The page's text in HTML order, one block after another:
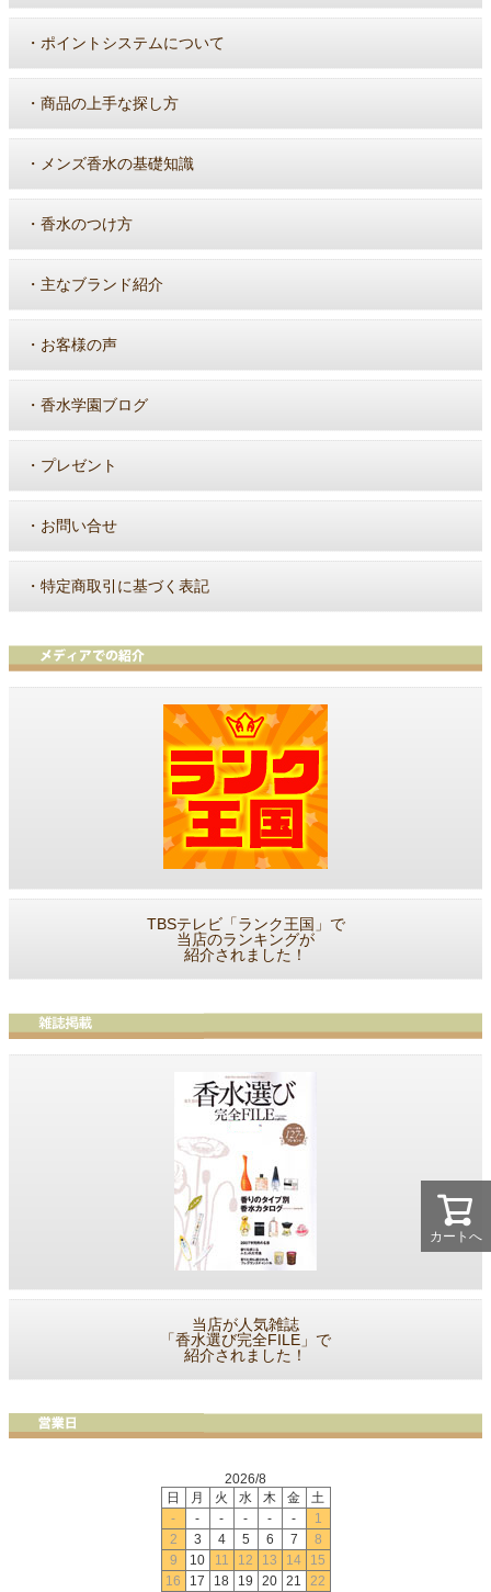
カートへ
・ ポイントシステムについて
・ 商品の上手な探し方
・ メンズ香水の基礎知識
・ 香水のつけ方
・ 主なブランド紹介
・ お客様の声
・ 香水学園ブログ
・ プレゼント
・ お問い合せ
・ 特定商取引に基づく表記
TBSテレビ「ランク王国」で
当店のランキングが
紹介されました！
当店が人気雑誌
「香水選び完全FILE」で
紹介されました！
2026/8
日
月 火 水 木 金
土
-
- - - - -
1
2
3 4 5 6 7
8
9
10 11 12 13 14
15
16
17 18 19 20 21 22